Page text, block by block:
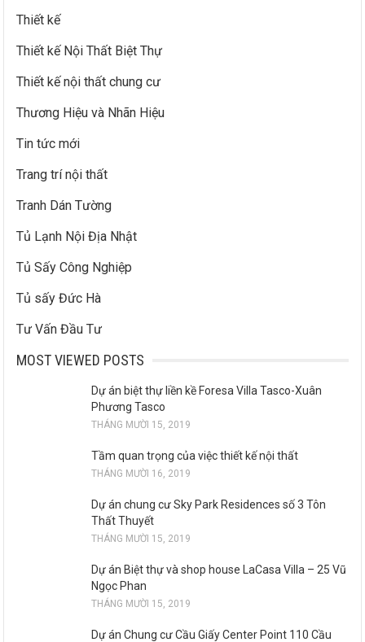
Thiết kế
Thiết kế Nội Thất Biệt Thự
Thiết kế nội thất chung cư
Thương Hiệu và Nhãn Hiệu
Tin tức mới
Trang trí nội thất
Tranh Dán Tường
Tủ Lạnh Nội Địa Nhật
Tủ Sấy Công Nghiệp
Tủ sấy Đức Hà
Tư Vấn Đầu Tư
MOST VIEWED POSTS
Dự án biệt thự liền kề Foresa Villa Tasco-Xuân
Phương Tasco
THÁNG MƯỜI 15, 2019
Tầm quan trọng của việc thiết kế nội thất
THÁNG MƯỜI 16, 2019
Dự án chung cư Sky Park Residences số 3 Tôn
Thất Thuyết
THÁNG MƯỜI 15, 2019
Dự án Biệt thự và shop house LaCasa Villa – 25 Vũ
Ngọc Phan
THÁNG MƯỜI 15, 2019
Dự án Chung cư Cầu Giấy Center Point 110 Cầu